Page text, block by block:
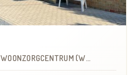
WOONZORGCENTRUM (WZC)